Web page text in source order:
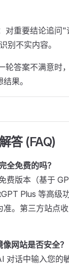
对重要结论追问
别不实内容。
轮答案不满意时
果。
答 (FAQ)
全免费的吗？
费版本（基于
Plus 等高级
准。第三方站点
网站是否安全？
对话中输入您的